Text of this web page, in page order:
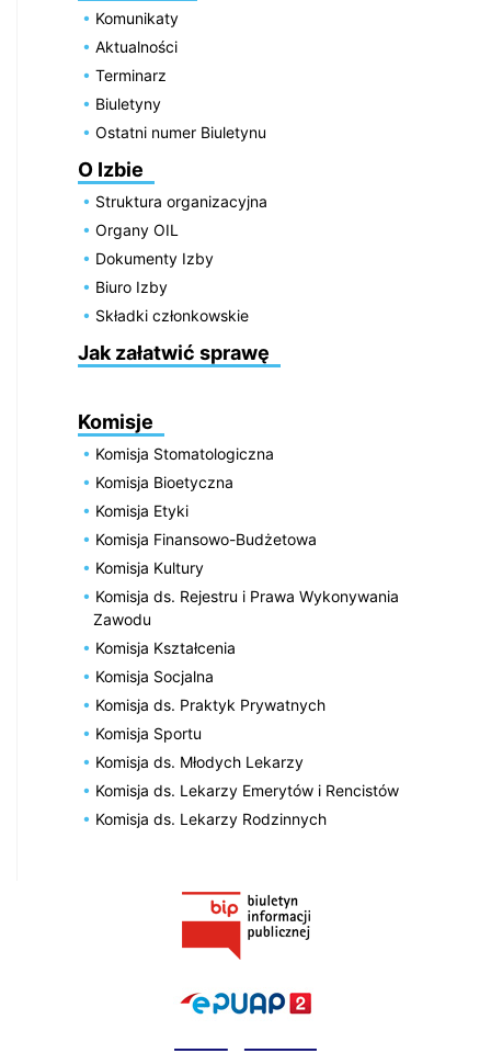
Komunikaty
Aktualności
Terminarz
Biuletyny
Ostatni numer Biuletynu
O Izbie
Struktura organizacyjna
Organy OIL
Dokumenty Izby
Biuro Izby
Składki członkowskie
Jak załatwić sprawę
Komisje
Komisja Stomatologiczna
Komisja Bioetyczna
Komisja Etyki
Komisja Finansowo-Budżetowa
Komisja Kultury
Komisja ds. Rejestru i Prawa Wykonywania
Zawodu
Komisja Kształcenia
Komisja Socjalna
Komisja ds. Praktyk Prywatnych
Komisja Sportu
Komisja ds. Młodych Lekarzy
Komisja ds. Lekarzy Emerytów i Rencistów
Komisja ds. Lekarzy Rodzinnych